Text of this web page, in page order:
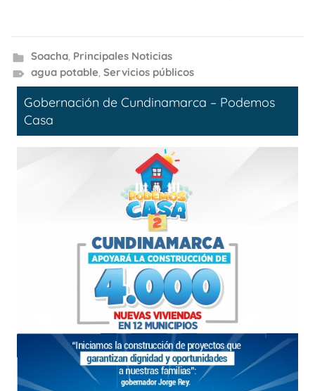
Soacha, Principales Noticias
agua potable, Servicios públicos
Gobernación de Cundinamarca – Podemos
Casa